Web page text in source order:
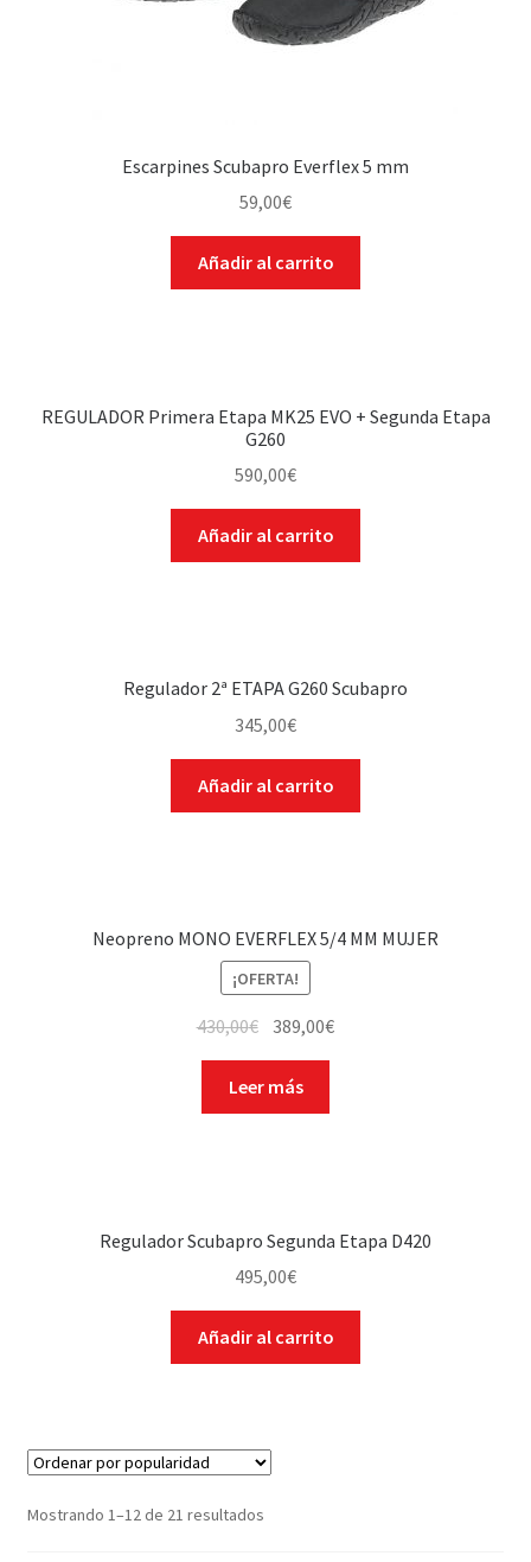
Escarpines Scubapro Everflex 5 mm
59,00€
Añadir al carrito
REGULADOR Primera Etapa MK25 EVO + Segunda Etapa
G260
590,00€
Añadir al carrito
Regulador 2ª ETAPA G260 Scubapro
345,00€
Añadir al carrito
Neopreno MONO EVERFLEX 5/4 MM MUJER
¡OFERTA!
430,00€ 389,00€
Leer más
Regulador Scubapro Segunda Etapa D420
495,00€
Añadir al carrito
Mostrando 1–12 de 21 resultados